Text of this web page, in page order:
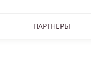
ПАРТНЕРЫ